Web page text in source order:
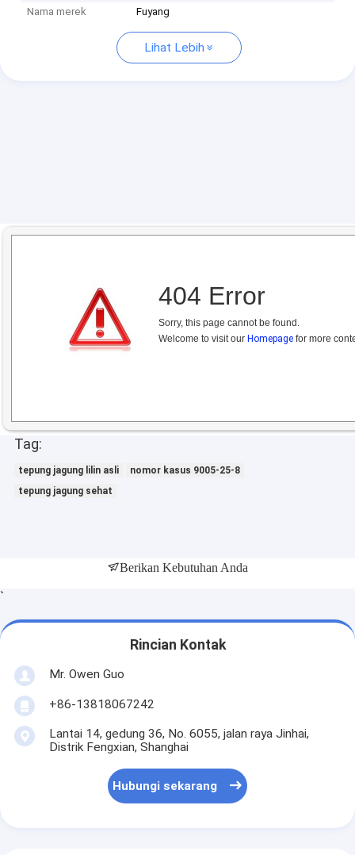
Nama merek Fuyang
Lihat Lebih
404 Error
Sorry, this page cannot be found.
Welcome to visit our Homepage for more
Tag:
tepung jagung lilin asli
nomor kasus 9005-25-8
tepung jagung sehat
Berikan Kebutuhan Anda
`
Rincian Kontak
Mr. Owen Guo
+86-13818067242
Lantai 14, gedung 36, No. 6055, jalan raya Jinhai,
Distrik Fengxian, Shanghai
Hubungi sekarang